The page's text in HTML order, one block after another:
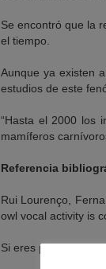
Se encontró que la
el tiempo.
Aunque ya existen
estudios de este
“Hasta el 2000 los
mamíferos
Referencia
Rui Lourenço,
owl vocal activity is
Si eres periodista y